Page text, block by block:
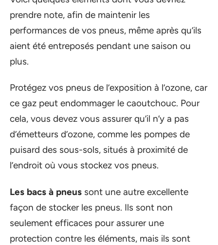
prendre note, afin de maintenir les
performances de vos pneus, même après qu’ils
aient été entreposés pendant une saison ou
plus.
Protégez vos pneus de l’exposition à l’ozone, car
ce gaz peut endommager le caoutchouc. Pour
cela, vous devez vous assurer qu’il n’y a pas
d’émetteurs d’ozone, comme les pompes de
puisard des sous-sols, situés à proximité de
l’endroit où vous stockez vos pneus.
Les bacs à pneus sont une autre excellente
façon de stocker les pneus. Ils sont non
seulement efficaces pour assurer une
protection contre les éléments, mais ils sont